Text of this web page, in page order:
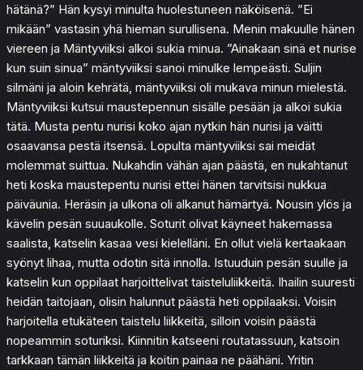
hätänä?” Hän kysyi minulta huolestuneen näköisenä. ”Ei
mikään” vastasin yhä hieman surullisena. Menin makuulle hänen
viereen ja Mäntyviiksi alkoi sukia minua. ”Ainakaan sinä et nurise
kun suin sinua” mäntyviiksi sanoi minulke lempeästi. Suljin
silmäni ja aloin kehrätä, mäntyviiksi oli mukava minun mielestä.
Mäntyviiksi kutsui maustepennun sisälle pesään ja alkoi sukia
tätä. Musta pentu nurisi koko ajan nytkin hän nurisi ja väitti
osaavansa pestä itsensä. Lopulta mäntyviiksi sai meidät
molemmat suittua. Nukahdin vähän ajan päästä, en nukahtanut
heti koska maustepentu nurisi ettei hänen tarvitsisi nukkua
päiväunia. Heräsin ja ulkona oli alkanut hämärtyä. Nousin ylös ja
kävelin pesän suuaukolle. Soturit olivat käyneet hakemassa
saalista, katselin kasaa vesi kielelläni. En ollut vielä kertaakaan
syönyt lihaa, mutta odotin sitä innolla. Istuuduin pesän suulle ja
katselin kun oppilaat harjoittelivat taisteluliikkeitä. Ihailin suuresti
heidän taitojaan, olisin halunnut päästä heti oppilaaksi. Voisin
harjoitella etukäteen taistelu liikkeitä, silloin voisin päästä
nopeammin soturiksi. Kiinnitin katseeni routatassuun, katsoin
tarkkaan tämän liikkeitä ja koitin painaa ne päähäni. Yritin